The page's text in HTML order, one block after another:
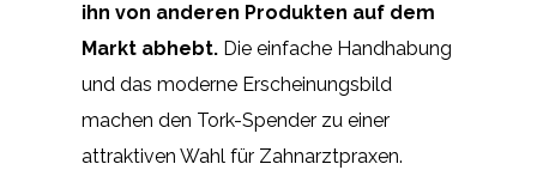
ihn von anderen Produkten auf dem
Markt abhebt. Die einfache Handhabung
und das moderne Erscheinungsbild
machen den Tork-Spender zu einer
attraktiven Wahl für Zahnarztpraxen.